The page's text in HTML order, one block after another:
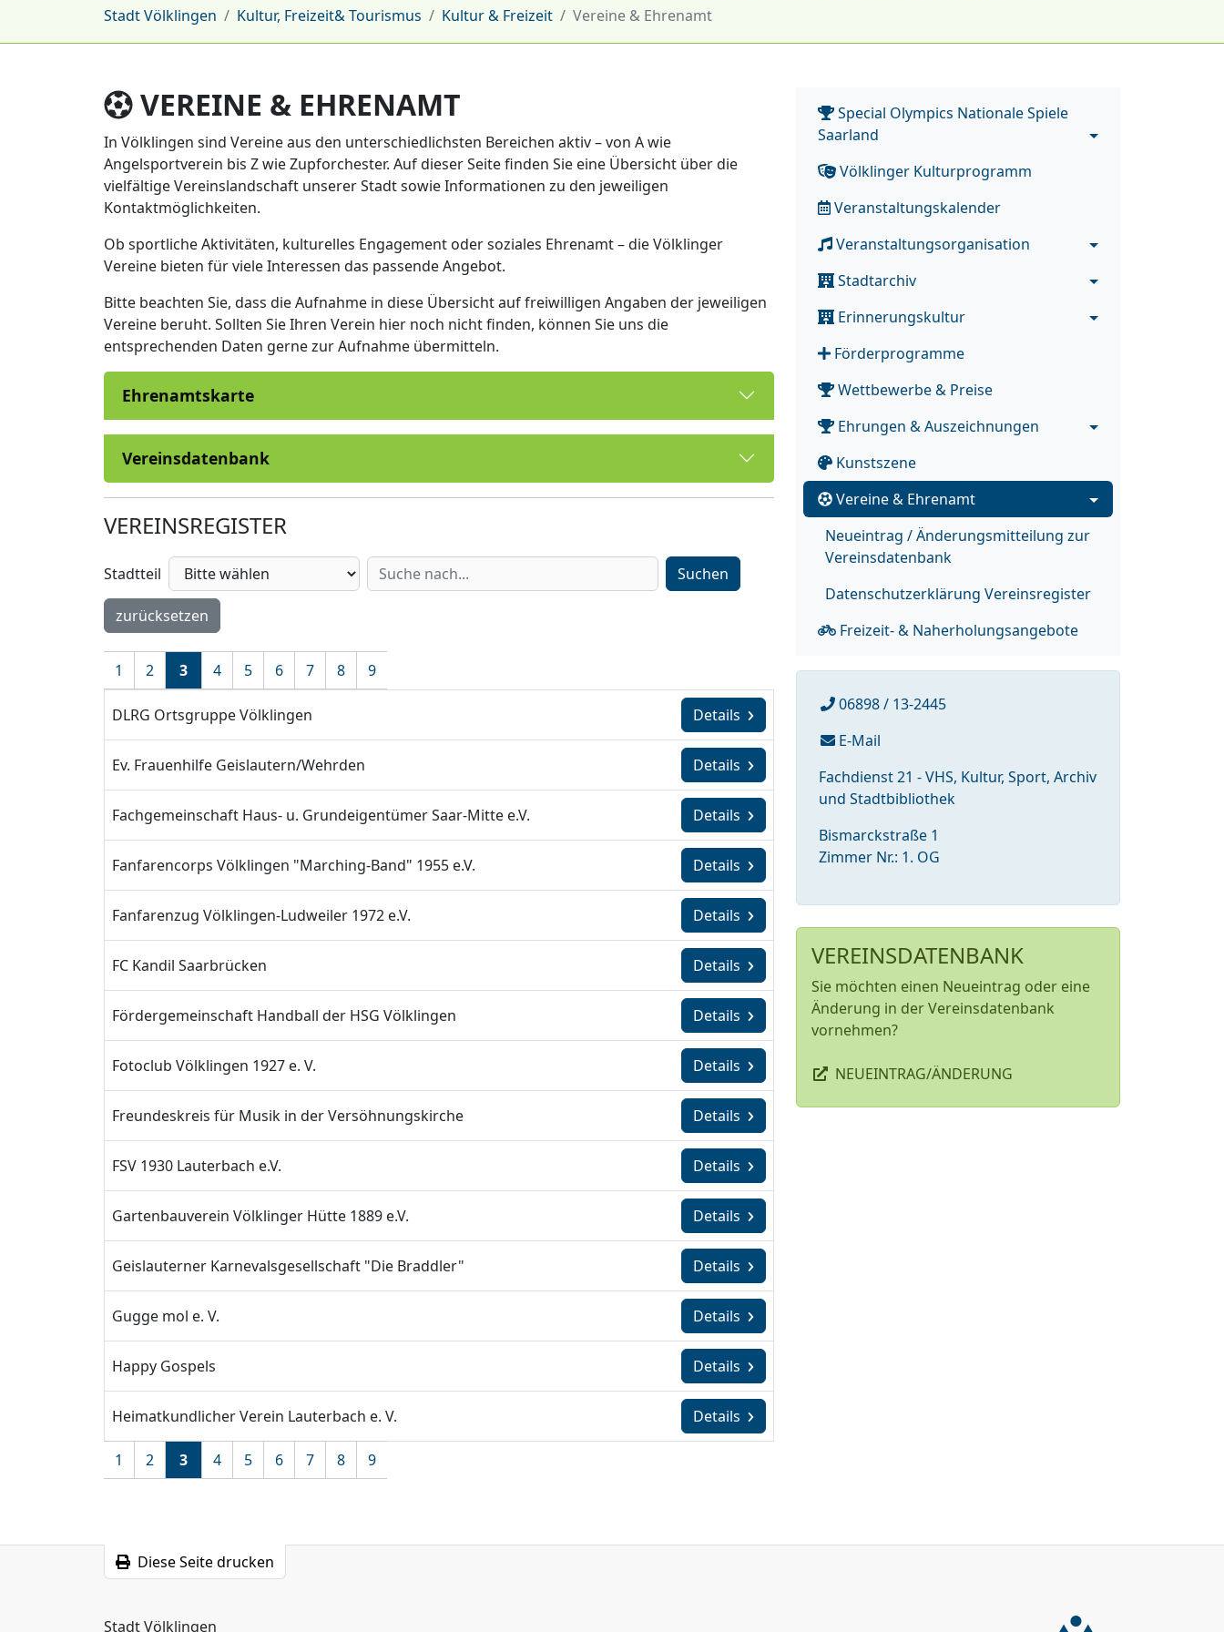
Stadt Völklingen Kultur, Freizeit& Tourismus Kultur & Freizeit Vereine & Ehrenamt
Special Olympics Nationale Spiele
Saarland
Völklinger Kulturprogramm
Veranstaltungskalender
Veranstaltungsorganisation
Stadtarchiv
Erinnerungskultur
Förderprogramme
Wettbewerbe & Preise
Ehrungen & Auszeichnungen
Kunstszene
Vereine & Ehrenamt
Neueintrag / Änderungsmitteilung zur
Vereinsdatenbank
Datenschutzerklärung Vereinsregister
Freizeit- & Naherholungsangebote
06898 / 13-2445
E-Mail
Fachdienst 21 - VHS, Kultur, Sport, Archiv
und Stadtbibliothek
Bismarckstraße 1
Zimmer Nr.: 1. OG
VEREINSDATENBANK
Sie möchten einen Neueintrag oder eine
Änderung in der Vereinsdatenbank
vornehmen?
NEUEINTRAG/ÄNDERUNG
VEREINE & EHRENAMT
In Völklingen sind Vereine aus den unterschiedlichsten Bereichen aktiv – von A wie
Angelsportverein bis Z wie Zupforchester. Auf dieser Seite finden Sie eine Übersicht über die
vielfältige Vereinslandschaft unserer Stadt sowie Informationen zu den jeweiligen
Kontaktmöglichkeiten.
Ob sportliche Aktivitäten, kulturelles Engagement oder soziales Ehrenamt – die Völklinger
Vereine bieten für viele Interessen das passende Angebot.
Bitte beachten Sie, dass die Aufnahme in diese Übersicht auf freiwilligen Angaben der jeweiligen
Vereine beruht. Sollten Sie Ihren Verein hier noch nicht finden, können Sie uns die
entsprechenden Daten gerne zur Aufnahme übermitteln.
Ehrenamtskarte
Vereinsdatenbank
VEREINSREGISTER
Stadtteil Suchen
zurücksetzen
1 2 3 4 5 6 7 8 9
DLRG Ortsgruppe Völklingen Details
Ev. Frauenhilfe Geislautern/Wehrden Details
Fachgemeinschaft Haus- u. Grundeigentümer Saar-Mitte e.V. Details
Fanfarencorps Völklingen "Marching-Band" 1955 e.V. Details
Fanfarenzug Völklingen-Ludweiler 1972 e.V. Details
FC Kandil Saarbrücken Details
Fördergemeinschaft Handball der HSG Völklingen Details
Fotoclub Völklingen 1927 e. V. Details
Freundeskreis für Musik in der Versöhnungskirche Details
FSV 1930 Lauterbach e.V. Details
Gartenbauverein Völklinger Hütte 1889 e.V. Details
Geislauterner Karnevalsgesellschaft "Die Braddler" Details
Gugge mol e. V. Details
Happy Gospels Details
Heimatkundlicher Verein Lauterbach e. V. Details
1 2 3 4 5 6 7 8 9
Diese Seite drucken
Stadt Völklingen